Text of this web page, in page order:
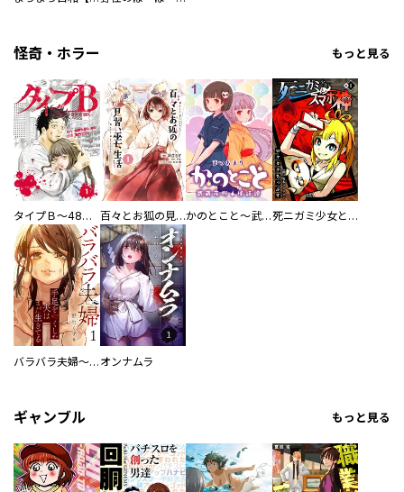
怪奇・ホラー もっと見る
タイプＢ～48時間後、致死率100％～【単話】 百々とお狐の見習い巫女生活【単行本版】 かのとこと～武蔵花町怪話譚～ 【連載版】 死ニガミ少女とスマホ神
バラバラ夫婦～手足をなくした夫はまだ生きてる オンナムラ
ギャンブル もっと見る